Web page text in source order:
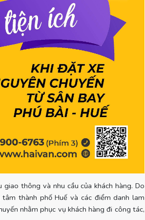
thông và nhu cầu của khách hàng. Do
thành phố Huế và các điểm danh lam
nhằm phục vụ khách hàng đi công tác,